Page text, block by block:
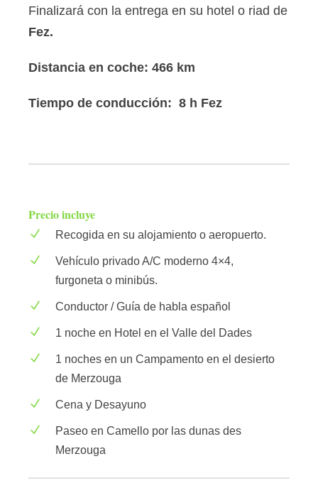
Finalizará con la entrega en su hotel o riad de
Fez.
Distancia en coche: 466 km
Tiempo de conducción: 8 h Fez
Precio incluye
Recogida en su alojamiento o aeropuerto.
Vehículo privado A/C moderno 4×4,
furgoneta o minibús.
Conductor / Guía de habla español
1 noche en Hotel en el Valle del Dades
1 noches en un Campamento en el desierto
de Merzouga
Cena y Desayuno
Paseo en Camello por las dunas des
Merzouga